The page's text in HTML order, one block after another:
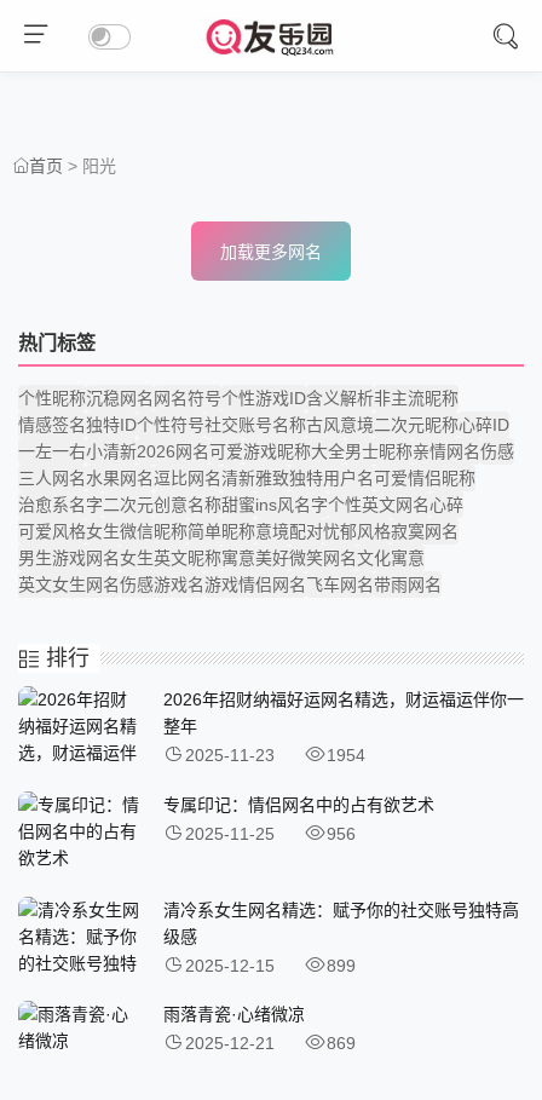
首页 > 阳光
加载更多网名
热门标签
个性昵称沉稳网名 网名符号个性游戏ID含义解析非主流昵称
情感签名独特ID个性符号社交账号名称古风意境二次元昵称心碎ID
一左一右小清新2026网名可爱游戏昵称大全男士昵称亲情网名伤感
三人网名水果网名逗比网名清新雅致独特用户名可爱情侣昵称
治愈系名字二次元创意名称甜蜜ins风名字个性英文网名心碎
可爱风格女生微信昵称简单昵称意境配对忧郁风格寂寞网名
男生游戏网名女生英文昵称寓意美好微笑网名文化寓意
英文女生网名伤感游戏名游戏情侣网名飞车网名带雨网名
排行
2026年招财纳福好运网名精选，财运福运伴你一
整年
2025-11-23
1954
专属印记：情侣网名中的占有欲艺术
2025-11-25
956
清冷系女生网名精选：赋予你的社交账号独特高
级感
2025-12-15
899
雨落青瓷·心绪微凉
2025-12-21
869